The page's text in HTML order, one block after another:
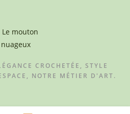
CROCHETÉE, STYLE
NOTRE MÉTIER D'ART.